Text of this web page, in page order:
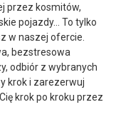
przez kosmitów,
pojazdy... To tylko
w naszej ofercie.
bezstresowa
odbiór z wybranych
krok i zarezerwuj
krok po kroku przez